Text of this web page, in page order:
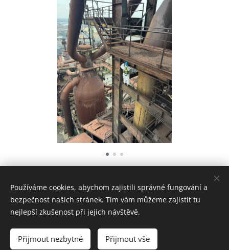
© 2021-2026 Aqfast s.r.o.
Cookies
Jazyky
Čeština
English Polski
Používáme cookies, abychom zajistili správné fungování a
bezpečnost našich stránek. Tím vám můžeme zajistit tu
nejlepší zkušenost při jejich návštěvě.
Přijmout nezbytné Přijmout vše